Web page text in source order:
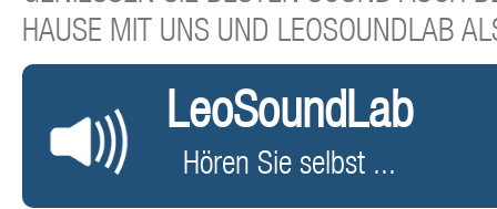
HAUSE MIT UNS UND LEOSOUNDLAB
LeoSoundLab
Hören Sie selbst ...